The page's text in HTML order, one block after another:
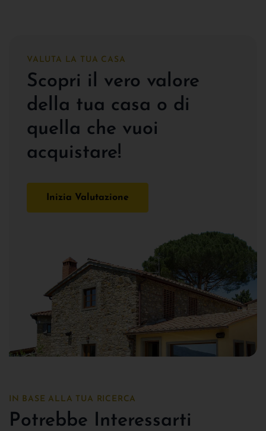
VALUTA LA TUA CASA
Scopri il vero valore
della tua casa o di
quella che vuoi
acquistare!
Inizia Valutazione
IN BASE ALLA TUA RICERCA
Potrebbe Interessarti